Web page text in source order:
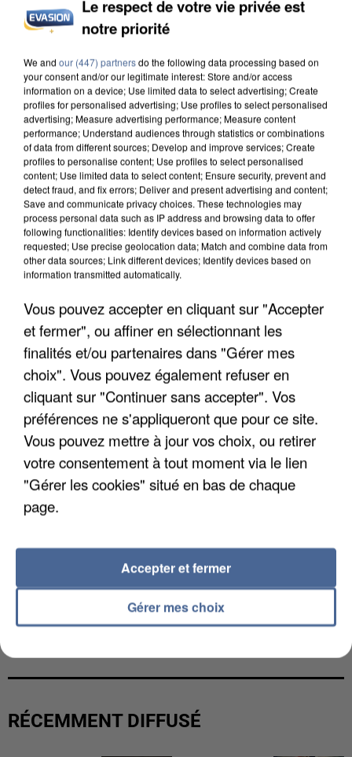
APRÈS TOUTES CES CANICULES, LES REFUGES
DE FAUNE SAUVAGE SONT...
L’UN DES FONDATEURS SUPPOSÉS DE LA DZ
MAFIA INTERPELLÉ EN ALGÉRIE
UN SECOND CADRE DE LA DZ MAFIA
RÉCEMMENT DIFFUSÉ
Le respect de votre vie privée est
notre priorité
We and our (447) partnersdo the following data processing based on
your consent and/or our legitimate interest: Store and/or access
information on a device; Use limited data to select advertising; Create
profiles for personalised advertising; Use profiles to select personalised
advertising; Measure advertising performance; Measure content
performance; Understand audiences through statistics or combinations
of data from different sources; Develop and improve services; Create
profiles to personalise content; Use profiles to select personalised
content; Use limited data to select content; Ensure security, prevent and
detect fraud, and fix errors; Deliver and present advertising and content;
Save and communicate privacy choices. These technologies may
process personal data such as IP address and browsing data to offer
following functionalities: Identify devices based on information actively
requested; Use precise geolocation data; Match and combine data from
other data sources; Link different devices; Identify devices based on
information transmitted automatically.
Vous pouvez accepter en cliquant sur "Accepter
et fermer", ou affiner en sélectionnant les
finalités et/ou partenaires dans "Gérer mes
choix". Vous pouvez également refuser en
cliquant sur "Continuer sans accepter". Vos
préférences ne s'appliqueront que pour ce site.
Vous pouvez mettre à jour vos choix, ou retirer
votre consentement à tout moment via le lien
"Gérer les cookies" situé en bas de chaque
page.
Gérer mes choix
Accepter et fermer